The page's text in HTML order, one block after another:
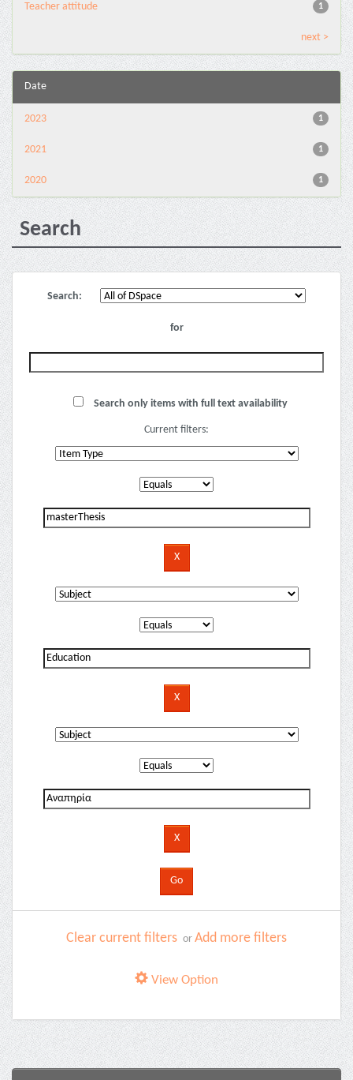
1
Teacher attitude
next >
Date
1
2023
1
2021
1
2020
Search
Search:
for
Search only items with full text availability
Current filters:
Clear current filters or Add more filters
View Option